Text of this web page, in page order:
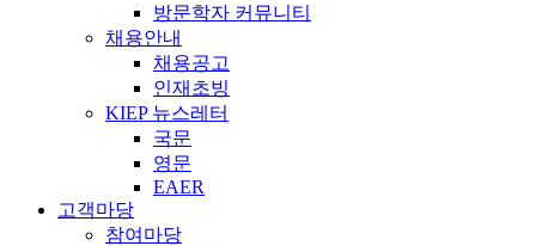
방문학자 커뮤니티
채용안내
채용공고
인재초빙
KIEP 뉴스레터
국문
영문
EAER
고객마당
참여마당